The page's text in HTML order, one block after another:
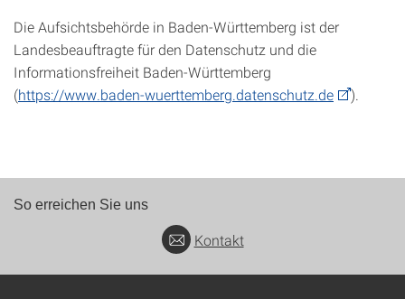
Die Aufsichtsbehörde in Baden-Württemberg ist der
Landesbeauftragte für den Datenschutz und die
Informationsfreiheit Baden-Württemberg
(https://www.baden-wuerttemberg.datenschutz.de ).
So erreichen Sie uns
Kontakt